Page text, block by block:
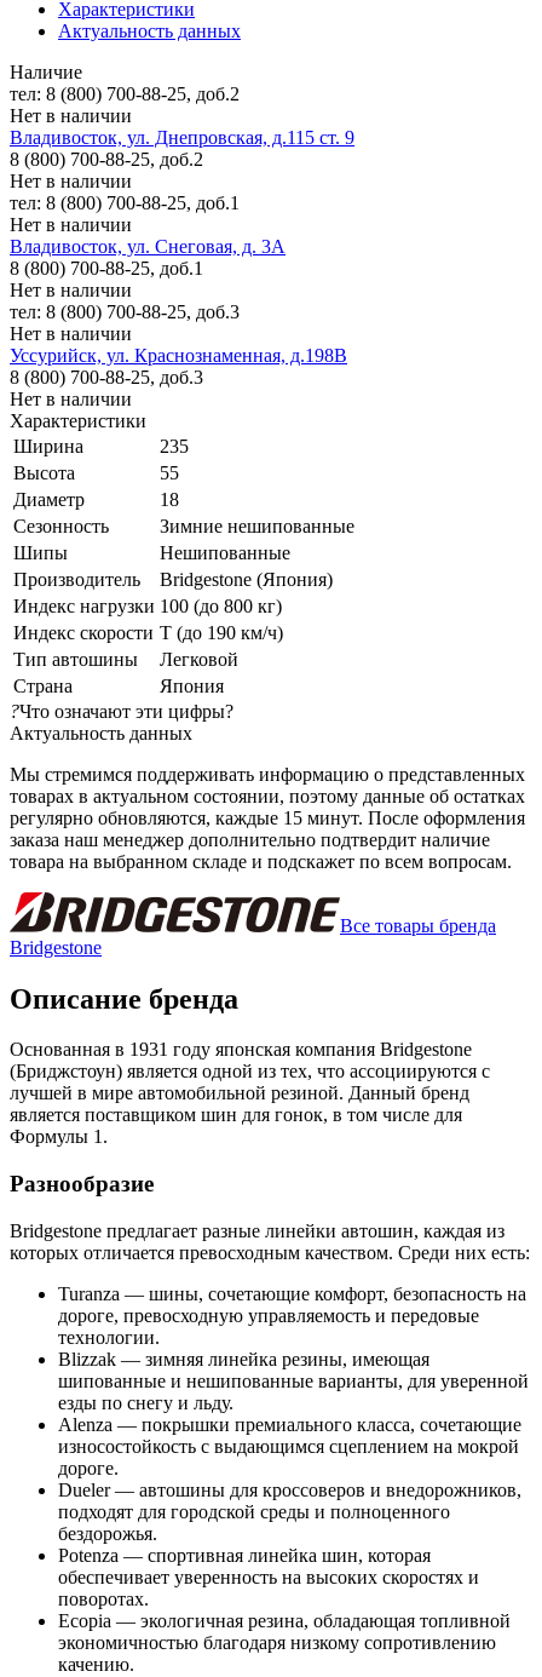
Характеристики
Актуальность данных
Наличие
тел: 8 (800) 700-88-25, доб.2
Нет в наличии
Владивосток, ул. Днепровская, д.115 ст. 9
8 (800) 700-88-25, доб.2
Нет в наличии
тел: 8 (800) 700-88-25, доб.1
Нет в наличии
Владивосток, ул. Снеговая, д. 3А
8 (800) 700-88-25, доб.1
Нет в наличии
тел: 8 (800) 700-88-25, доб.3
Нет в наличии
Уссурийск, ул. Краснознаменная, д.198В
8 (800) 700-88-25, доб.3
Нет в наличии
Характеристики
Ширина
235
Высота
55
Диаметр
18
Сезонность
Зимние нешипованные
Шипы
Нешипованные
Производитель
Bridgestone (Япония)
Индекс нагрузки 100 (до 800 кг)
Индекс скорости T (до 190 км/ч)
Тип автошины
Легковой
Страна
Япония
?Что означают эти цифры?
Актуальность данных
Мы стремимся поддерживать информацию о представленных
товарах в актуальном состоянии, поэтому данные об остатках
регулярно обновляются, каждые 15 минут. После оформления
заказа наш менеджер дополнительно подтвердит наличие
товара на выбранном складе и подскажет по всем вопросам.
Все товары бренда
Bridgestone
Описание бренда
Основанная в 1931 году японская компания Bridgestone
(Бриджстоун) является одной из тех, что ассоциируются с
лучшей в мире автомобильной резиной. Данный бренд
является поставщиком шин для гонок, в том числе для
Формулы 1.
Разнообразие
Bridgestone предлагает разные линейки автошин, каждая из
которых отличается превосходным качеством. Среди них есть:
Turanza — шины, сочетающие комфорт, безопасность на
дороге, превосходную управляемость и передовые
технологии.
Blizzak — зимняя линейка резины, имеющая
шипованные и нешипованные варианты, для уверенной
езды по снегу и льду.
Alenza — покрышки премиального класса, сочетающие
износостойкость с выдающимся сцеплением на мокрой
дороге.
Dueler — автошины для кроссоверов и внедорожников,
подходят для городской среды и полноценного
бездорожья.
Potenza — спортивная линейка шин, которая
обеспечивает уверенность на высоких скоростях и
поворотах.
Ecopia — экологичная резина, обладающая топливной
экономичностью благодаря низкому сопротивлению
качению.